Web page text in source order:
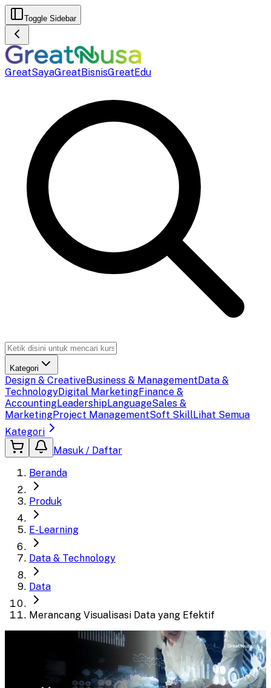
Toggle Sidebar
GreatSayaGreatBisnisGreatEdu
Kategori
Design & CreativeBusiness & ManagementData &
TechnologyDigital MarketingFinance &
AccountingLeadershipLanguageSales &
MarketingProject ManagementSoft SkillLihat Semua
Kategori
Masuk / Daftar
Beranda
Produk
E-Learning
Data & Technology
Data
Merancang Visualisasi Data yang Efektif